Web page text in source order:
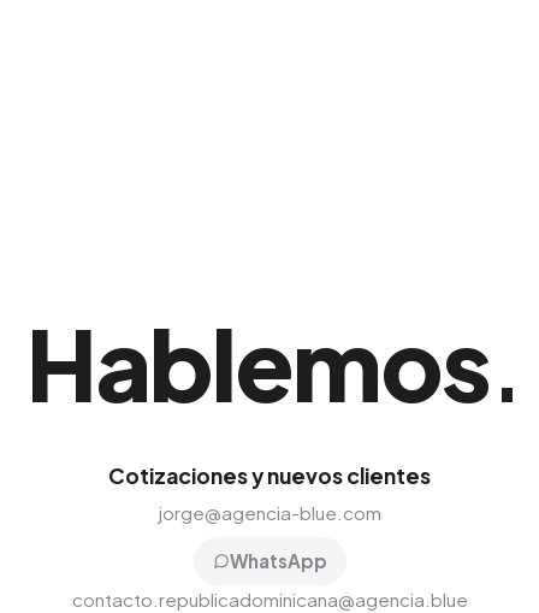
Hablemos.
Cotizaciones y nuevos clientes
jorge@agencia-blue.com
WhatsApp
contacto.republicadominicana@agencia.blue